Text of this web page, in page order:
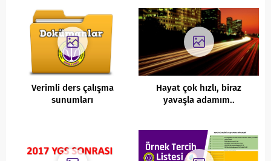
Verimli ders çalışma
sunumları
Hayat çok hızlı, biraz
yavaşla adamım..